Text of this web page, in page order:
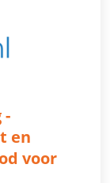
-
en
voor